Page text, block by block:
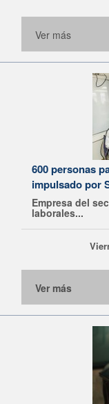
Ver más
600 personas
impulsado por
Empresa del
laborales...
Ver más